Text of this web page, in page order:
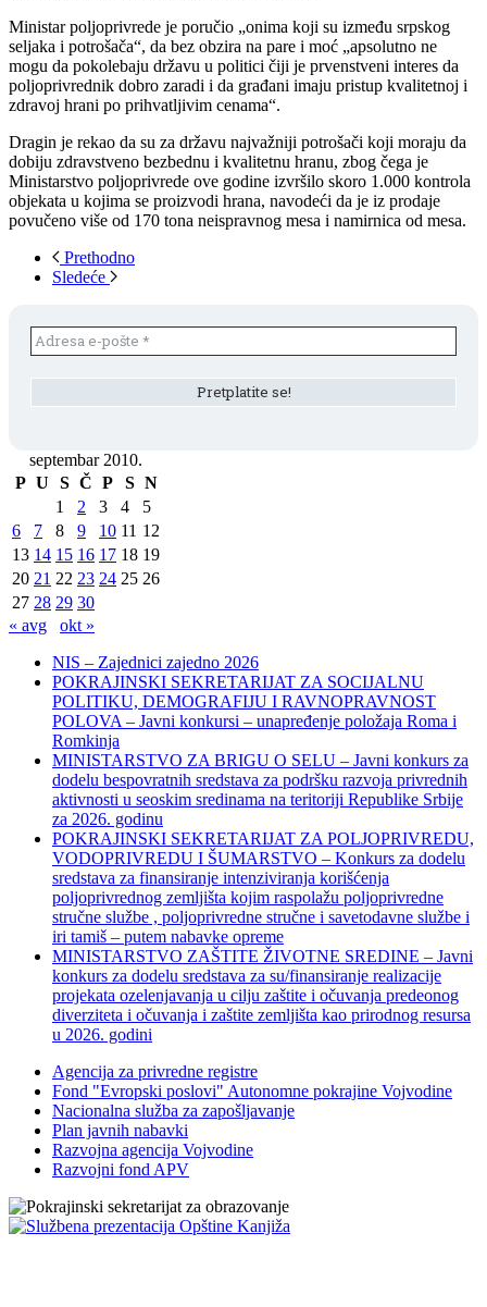
Ministar poljoprivrede je poručio „onima koji su između srpskog
seljaka i potrošača“, da bez obzira na pare i moć „apsolutno ne
mogu da pokolebaju državu u politici čiji je prvenstveni interes da
poljoprivrednik dobro zaradi i da građani imaju pristup kvalitetnoj i
zdravoj hrani po prihvatljivim cenama“.
Dragin je rekao da su za državu najvažniji potrošači koji moraju da
dobiju zdravstveno bezbednu i kvalitetnu hranu, zbog čega je
Ministarstvo poljoprivrede ove godine izvršilo skoro 1.000 kontrola
objekata u kojima se proizvodi hrana, navodeći da je iz prodaje
povučeno više od 170 tona neispravnog mesa i namirnica od mesa.
Prethodno
Sledeće
septembar 2010.
P U S Č P S N
1
2 3 4
5
6
7 8 9 10 11 12
13 14 15 16 17 18 19
20 21 22 23 24 25 26
27 28 29 30
« avg
okt »
NIS – Zajednici zajedno 2026
POKRAJINSKI SEKRETARIJAT ZA SOCIJALNU
POLITIKU, DEMOGRAFIJU I RAVNOPRAVNOST
POLOVA – Javni konkursi – unapređenje položaja Roma i
Romkinja
MINISTARSTVO ZA BRIGU O SELU – Javni konkurs za
dodelu bespovratnih sredstava za podršku razvoja privrednih
aktivnosti u seoskim sredinama na teritoriji Republike Srbije
za 2026. godinu
POKRAJINSKI SEKRETARIJAT ZA POLJOPRIVREDU,
VODOPRIVREDU I ŠUMARSTVO – Konkurs za dodelu
sredstava za finansiranje intenziviranja korišćenja
poljoprivrednog zemljišta kojim raspolažu poljoprivredne
stručne službe , poljoprivredne stručne i savetodavne službe i
iri tamiš ‒ putem nabavke opreme
MINISTARSTVO ZAŠTITE ŽIVOTNE SREDINE – Javni
konkurs za dodelu sredstava za su/finansiranje realizacije
projekata ozelenjavanja u cilju zaštite i očuvanja predeonog
diverziteta i očuvanja i zaštite zemljišta kao prirodnog resursa
u 2026. godini
Agencija za privredne registre
Fond "Evropski poslovi" Autonomne pokrajine Vojvodine
Nacionalna služba za zapošljavanje
Plan javnih nabavki
Razvojna agencija Vojvodine
Razvojni fond APV